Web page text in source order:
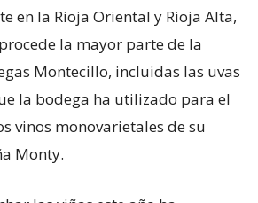
en la Rioja Oriental y Rioja Alta,
la mayor parte de la
Montecillo, incluidas las uvas
la bodega ha utilizado para el
vinos monovarietales de su
Monty.